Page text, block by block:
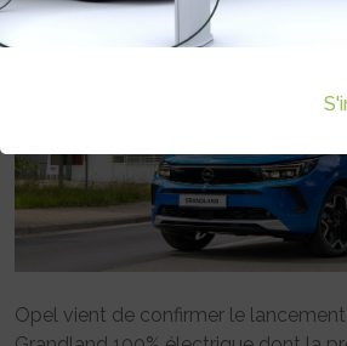
Opel vient de confirmer le lancement